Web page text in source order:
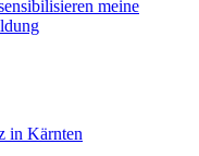
meine
in Kärnten